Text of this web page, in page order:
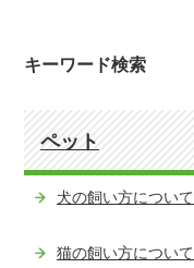
キーワード検索
ペット
犬の飼い方について
猫の飼い方について